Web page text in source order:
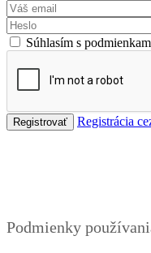
Súhlasím s
Registrácia
Podmienky